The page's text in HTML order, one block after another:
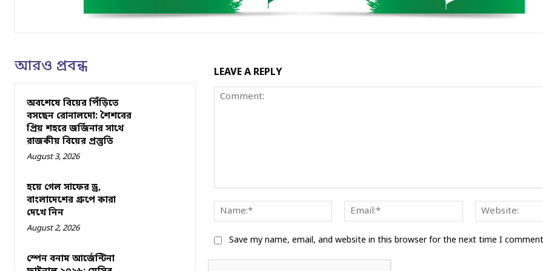
আরও প্রবন্ধ
অবশেষে বিয়ের পিঁড়িতে
বসছেন রোনালদো: শৈশবের
প্রিয় শহরে জর্জিনার সাথে
রাজকীয় বিয়ের প্রস্তুতি
August 3, 2026
হয়ে গেল সাফের ড্র,
বাংলাদেশের গ্রুপে কারা
দেখে নিন
August 2, 2026
স্পেন বনাম আর্জেন্টিনা
LEAVE A REPLY
Name:*
Email:*
Save my name, email, and website in this browser for the next time I